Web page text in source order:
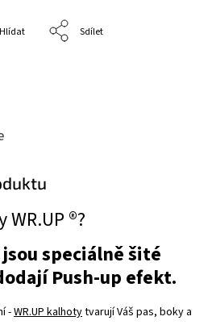
Hlídat Sdílet
®?
jsou speciálně šité
Push-up efekt.
-WR.UP kalhotytvarují Váš pas, boky a